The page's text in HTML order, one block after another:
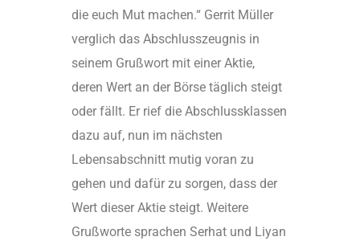
die euch Mut machen.“ Gerrit Müller
verglich das Abschlusszeugnis in
seinem Grußwort mit einer Aktie,
deren Wert an der Börse täglich steigt
oder fällt. Er rief die Abschlussklassen
dazu auf, nun im nächsten
Lebensabschnitt mutig voran zu
gehen und dafür zu sorgen, dass der
Wert dieser Aktie steigt. Weitere
Grußworte sprachen Serhat und Liyan